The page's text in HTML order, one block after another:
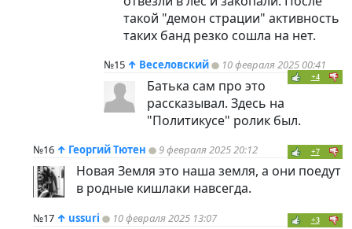
такой "демон страции" активность
таких банд резко сошла на нет.
№15 ↑ Веселовский 10 февраля 2025 00:41
+4
Батька сам про это
рассказывал. Здесь на
"Политикусе" ролик был.
№16 ↑ Георгий Тютен 9 февраля 2025 20:12 +7
Новая Земля это наша земля, а они поедут
в родные кишлаки навсегда.
№17 ↑ ussuri 10 февраля 2025 13:07 +3